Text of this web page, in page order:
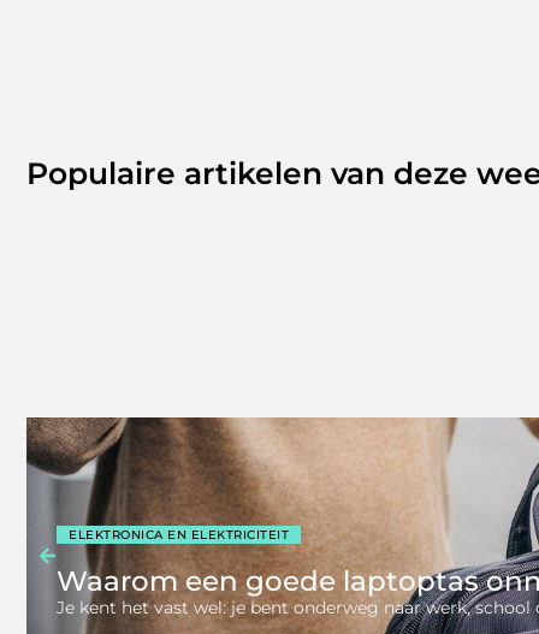
Populaire artikelen van deze
ELEKTRONICA EN ELEKTRICITEIT
Waarom een goede laptoptas
Je kent het vast wel: je bent onderweg naar werk,